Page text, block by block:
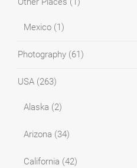
Mexico (1)
Photography (61)
USA (263)
Alaska (2)
Arizona (34)
California (42)